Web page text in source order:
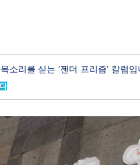
리를 싣는 ‘젠더 프리즘’ 칼럼